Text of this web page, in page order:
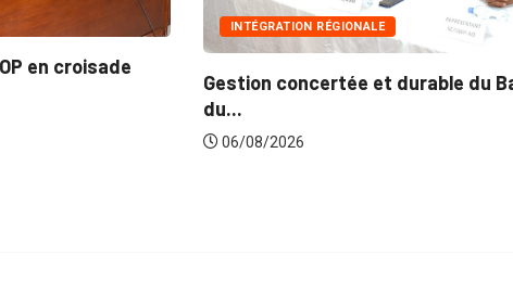
et durable du Bassin
INNONDATIONS
gouvernement lance...